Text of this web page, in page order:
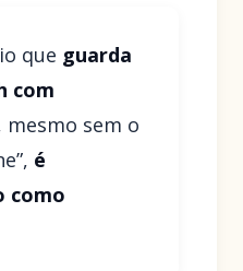
que guarda
com
mesmo sem o
é
como